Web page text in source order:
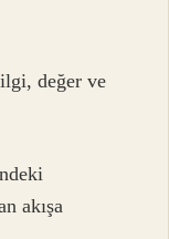
değer ve
akışa